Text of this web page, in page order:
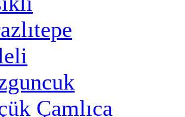
Çamlıca